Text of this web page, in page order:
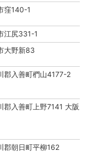
窪140-1
江尻331-1
大野新83
郡入善町椚山4177-2
郡入善町上野7141 大阪
郡朝日町平柳162